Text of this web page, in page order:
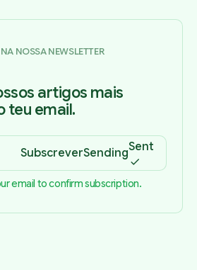
NOSSA NEWSLETTER
artigos mais
teu email.
SubscreverSendingSent
email to confirm subscription.